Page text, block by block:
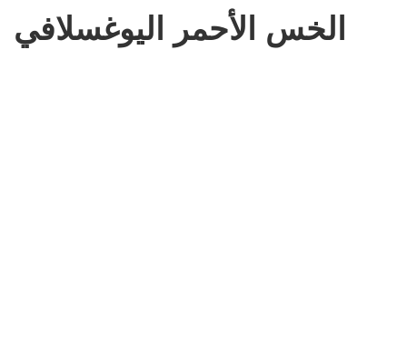
الخس الأحمر اليوغسلافي